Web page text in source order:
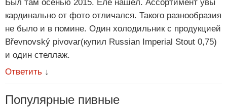
Был там осенью 2015. Еле нашёл. Ассортимент увы
кардинально от фото отличался. Такого разнообразия
не было и в помине. Один холодильник с продукцией
Břevnovský pivovar(купил Russian Imperial Stout 0,75)
и один стеллаж.
Ответить ↓
Популярные пивные